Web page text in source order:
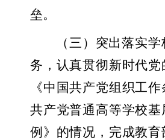
垒。
（三）突出落实
务，认真贯彻新时代党
《中国共产党组织工
共产党普通高等学校基
例》的情况，完成教育